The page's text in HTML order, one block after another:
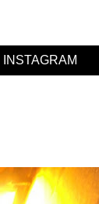
INSTAGRAM